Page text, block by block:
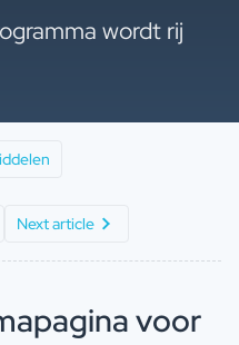
wordt rij
Next article
voor